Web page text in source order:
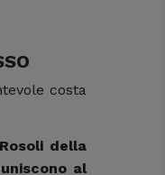
costa
della
al